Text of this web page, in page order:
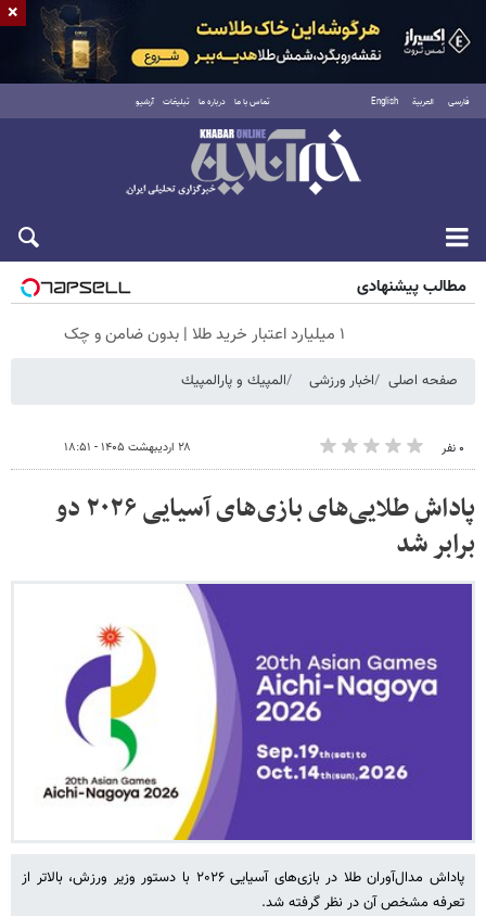
فارسی العربية English تماس با ما درباره ما تبلیغات آرشیو
جمعه ۱۶ مرداد ۱۴۰۵
مطالب پیشنهادی
۱ میلیارد اعتبار خرید طلا | بدون ضامن و چک
صفحه اصلی اخبار ورزشی المپيك و پارالمپيك
۰ نفر ۲۸ اردیبهشت ۱۴۰۵ - ۱۸:۵۱
پاداش طلایی‌های بازی‌های آسیایی ۲۰۲۶ دو
برابر شد
پاداش مدال‌آوران طلا در بازی‌های آسیایی ۲۰۲۶ با دستور وزیر ورزش، بالاتر از
تعرفه مشخص آن در نظر گرفته شد.
×